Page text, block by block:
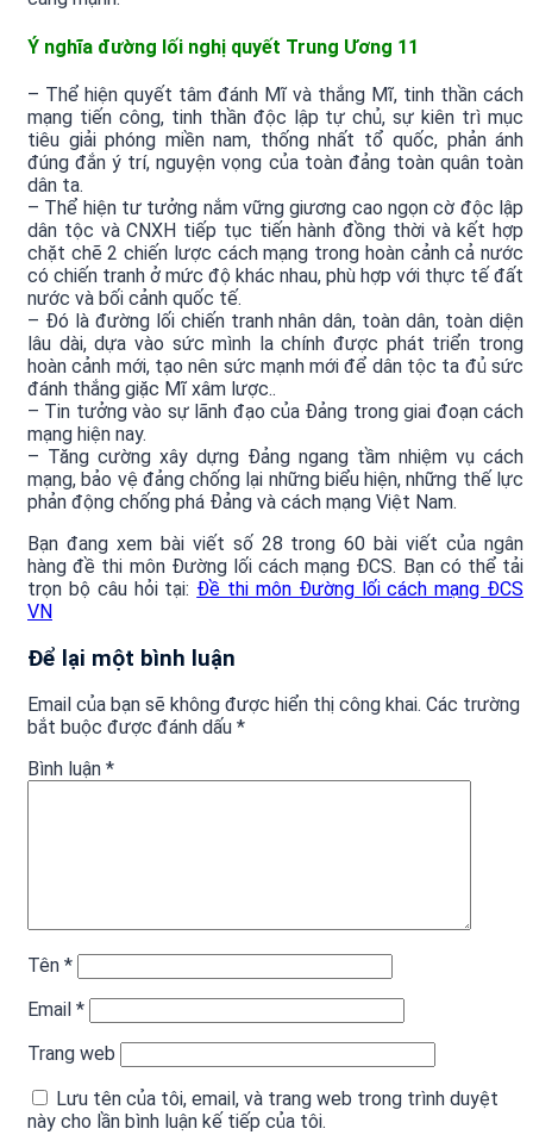
Ý nghĩa đường lối nghị quyết Trung Ương 11
– Thể hiện quyết tâm đánh Mĩ và thắng Mĩ, tinh thần cách
mạng tiến công, tinh thần độc lập tự chủ, sự kiên trì mục
tiêu giải phóng miền nam, thống nhất tổ quốc, phản ánh
đúng đắn ý trí, nguyện vọng của toàn đảng toàn quân toàn
dân ta.
– Thể hiện tư tưởng nắm vững giương cao ngọn cờ độc lập
dân tộc và CNXH tiếp tục tiến hành đồng thời và kết hợp
chặt chẽ 2 chiến lược cách mạng trong hoàn cảnh cả nước
có chiến tranh ở mức độ khác nhau, phù hợp với thực tế đất
nước và bối cảnh quốc tế.
– Đó là đường lối chiến tranh nhân dân, toàn dân, toàn diện
lâu dài, dựa vào sức mình la chính được phát triển trong
hoàn cảnh mới, tạo nên sức mạnh mới để dân tộc ta đủ sức
đánh thắng giặc Mĩ xâm lược..
– Tin tưởng vào sự lãnh đạo của Đảng trong giai đoạn cách
mạng hiện nay.
– Tăng cường xây dựng Đảng ngang tầm nhiệm vụ cách
mạng, bảo vệ đảng chống lại những biểu hiện, những thế lực
phản động chống phá Đảng và cách mạng Việt Nam.
Bạn đang xem bài viết số 28 trong 60 bài viết của ngân
hàng đề thi môn Đường lối cách mạng ĐCS. Bạn có thể tải
trọn bộ câu hỏi tại: Đề thi môn Đường lối cách mạng ĐCS
VN
Để lại một bình luận
Email của bạn sẽ không được hiển thị công khai. Các trường
bắt buộc được đánh dấu *
Bình luận *
Tên *
Email *
Trang web
Lưu tên của tôi, email, và trang web trong trình duyệt
này cho lần bình luận kế tiếp của tôi.